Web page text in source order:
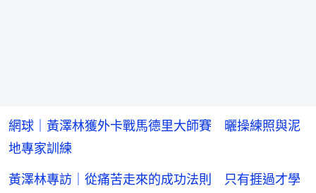
網球｜黃澤林獲外卡戰馬德里大師賽 曬操練照與泥
地專家訓練
黃澤林專訪｜從痛苦走來的成功法則 只有捱過才學